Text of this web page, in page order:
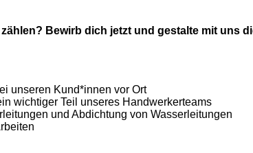
Bewirb dich jetzt und gestalte mit uns
unseren Kund*innen vor Ort
wichtiger Teil unseres Handwerkerteams
und Abdichtung von Wasserleitungen